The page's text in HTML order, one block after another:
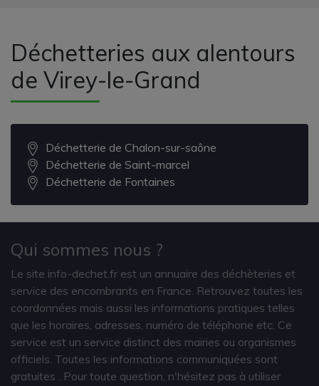
Déchetteries aux alentours
de Virey-le-Grand
Déchetterie de Chalon-sur-saône
Déchetterie de Saint-marcel
Déchetterie de Fontaines
Qui sommes nous ?
Le site info-dechet.fr est un annuaire des déchèteries et
service des encombrants en France. Retrouvez toutes les
coordonnées mais aussi les informations pratiques telles
que les horaires, adresses, numéro de téléphone etc. Ce
service est un service distinct des mairies ou organismes
officiels. Toutes les informations communiquées sont
gratuites
. Pour toute question, n'hésitez pas à utiliser